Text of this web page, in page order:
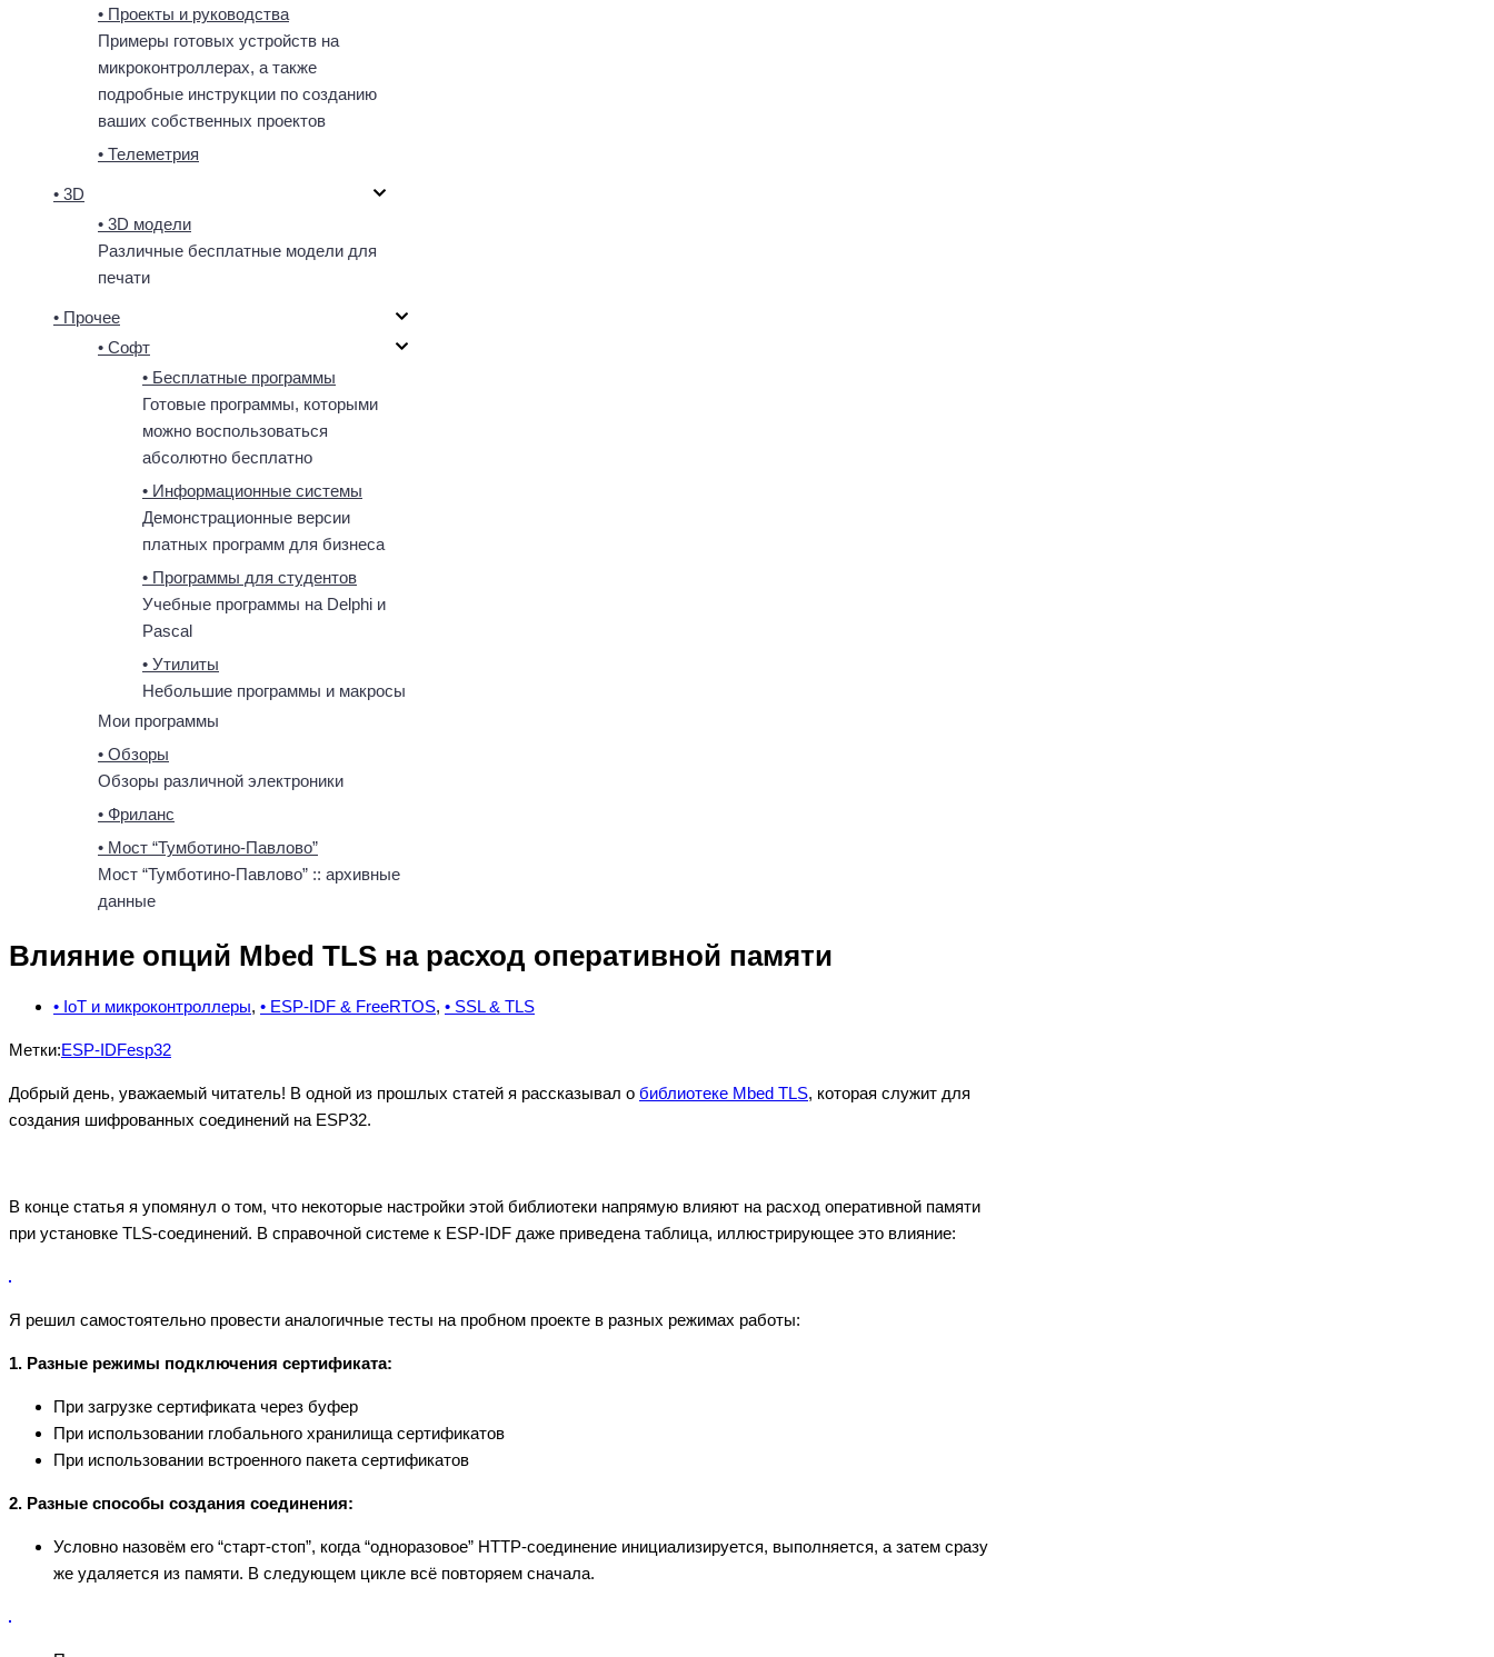
• Проекты и руководства
Примеры готовых устройств на
микроконтроллерах, а также
подробные инструкции по созданию
ваших собственных проектов
• Телеметрия
• 3D
• 3D модели
Различные бесплатные модели для
печати
• Прочее
• Софт
• Бесплатные программы
Готовые программы, которыми
можно воспользоваться
абсолютно бесплатно
• Информационные системы
Демонстрационные версии
платных программ для бизнеса
• Программы для студентов
Учебные программы на Delphi и
Pascal
• Утилиты
Небольшие программы и макросы
Мои программы
• Обзоры
Обзоры различной электроники
• Фриланс
• Мост “Тумботино-Павлово”
Мост “Тумботино-Павлово” :: архивные
данные
Влияние опций Mbed TLS на расход оперативной памяти
• IoT и микроконтроллеры, • ESP-IDF & FreeRTOS, • SSL & TLS
Метки:ESP-IDFesp32
Добрый день, уважаемый читатель! В одной из прошлых статей я рассказывал о библиотеке Mbed TLS, которая служит для
создания шифрованных соединений на ESP32.
В конце статья я упомянул о том, что некоторые настройки этой библиотеки напрямую влияют на расход оперативной памяти
при установке TLS-соединений. В справочной системе к ESP-IDF даже приведена таблица, иллюстрирующее это влияние:
Я решил самостоятельно провести аналогичные тесты на пробном проекте в разных режимах работы:
1. Разные режимы подключения сертификата:
При загрузке сертификата через буфер
При использовании глобального хранилища сертификатов
При использовании встроенного пакета сертификатов
2. Разные способы создания соединения:
Условно назовём его “старт-стоп”, когда “одноразовое” HTTP-соединение инициализируется, выполняется, а затем сразу
же удаляется из памяти. В следующем цикле всё повторяем сначала.